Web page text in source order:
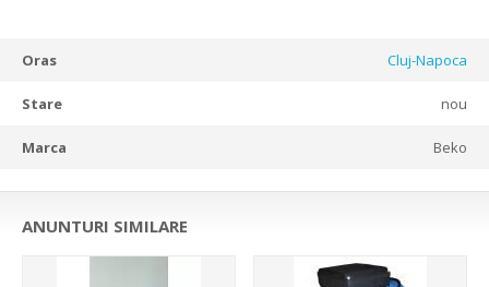
Oras Cluj-Napoca
Stare nou
Marca Beko
ANUNTURI SIMILARE